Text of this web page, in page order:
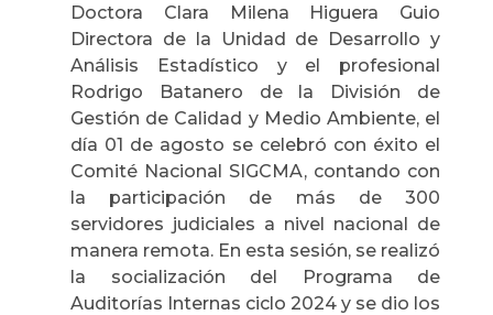
Doctora Clara Milena Higuera Guio
Directora de la Unidad de Desarrollo y
Análisis Estadístico y el profesional
Rodrigo Batanero de la División de
Gestión de Calidad y Medio Ambiente, el
día 01 de agosto se celebró con éxito el
Comité Nacional SIGCMA, contando con
la participación de más de 300
servidores judiciales a nivel nacional de
manera remota. En esta sesión, se realizó
la socialización del Programa de
Auditorías Internas ciclo 2024 y se dio los